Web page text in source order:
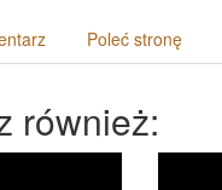
Poleć stronę
również: